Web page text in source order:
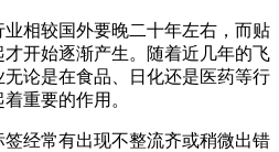
业相较国外要晚二十年左右，而贴
开始逐渐产生。随着近几年的飞
论是在食品、日化还是医药等行
重要的作用。
经常有出现不整流齐或稍微出错